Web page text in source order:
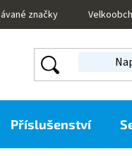
značky
Příslušenství